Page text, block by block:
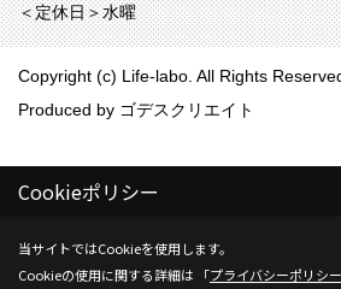
＜定休日＞水曜
Copyright (c) Life-labo. All Rights
Produced by ゴデスクリエイト
Cookieポリシー
当サイトではCookieを使用します。
Cookieの使用に関する詳細は 「プライバシーポリシー